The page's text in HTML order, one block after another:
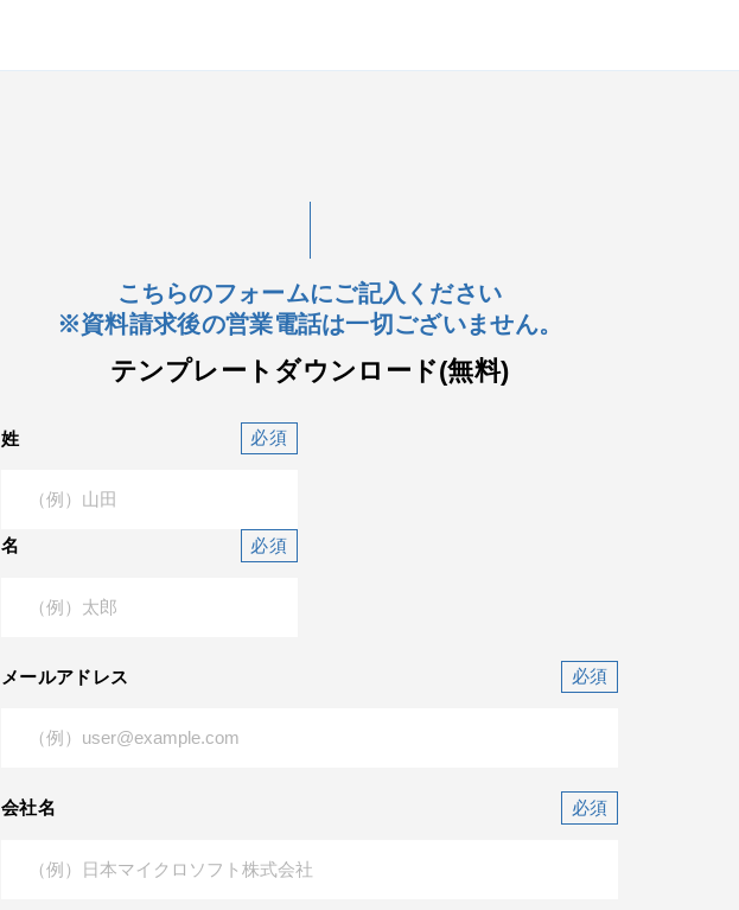
こちらのフォームにご記入ください
※資料請求後の営業電話は一切ございません。
テンプレートダウンロード(無料)
姓
名
メールアドレス
会社名